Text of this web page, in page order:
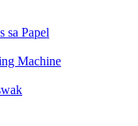
sa Papel
Machine